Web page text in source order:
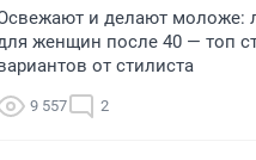
и делают моложе:
женщин после 40 — топ
от стилиста
9 557 2